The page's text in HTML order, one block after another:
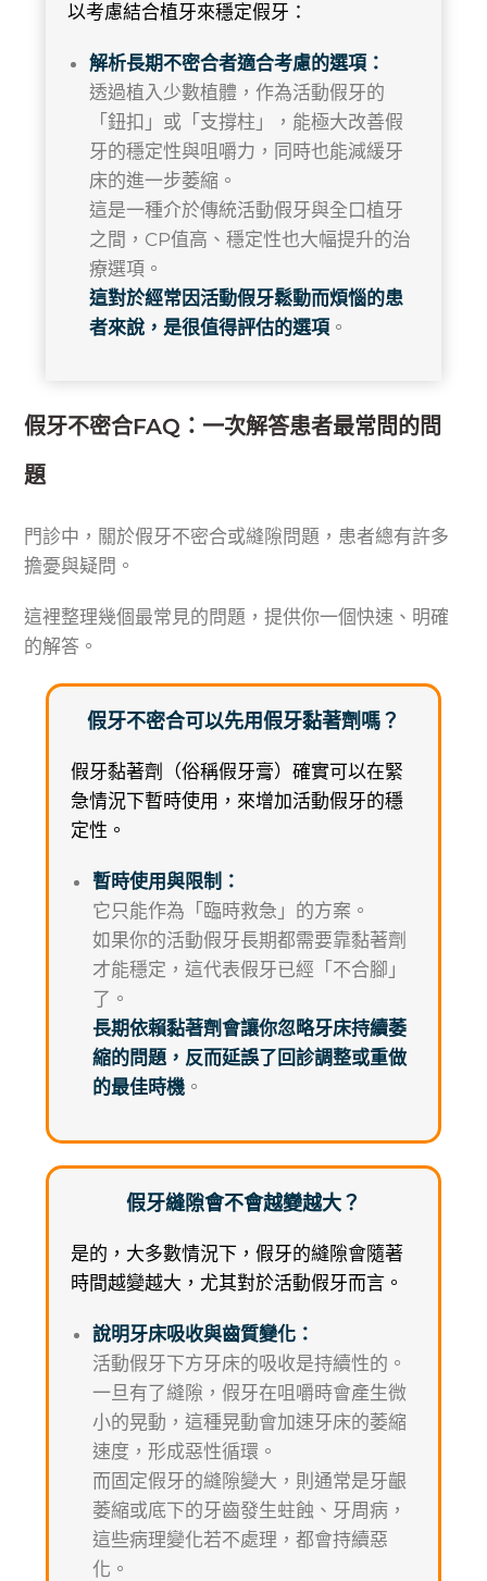
以考慮結合植牙來穩定假牙：
解析長期不密合者適合考慮的選項：
透過植入少數植體，作為活動假牙的
「鈕扣」或「支撐柱」，能極大改善假
牙的穩定性與咀嚼力，同時也能減緩牙
床的進一步萎縮。
這是一種介於傳統活動假牙與全口植牙
之間，CP值高、穩定性也大幅提升的治
療選項。
這對於經常因活動假牙鬆動而煩惱的患
者來說，是很值得評估的選項 。
假牙不密合FAQ：一次解答患者最常問的問
題
門診中，關於假牙不密合或縫隙問題，患者總有許多
擔憂與疑問。
這裡整理幾個最常見的問題，提供你一個快速、明確
的解答。
假牙不密合可以先用假牙黏著劑嗎？
假牙黏著劑（俗稱假牙膏）確實可以在緊
急情況下暫時使用，來增加活動假牙的穩
定性。
暫時使用與限制：
它只能作為「臨時救急」的方案。
如果你的活動假牙長期都需要靠黏著劑
才能穩定，這代表假牙已經「不合腳」
了。
長期依賴黏著劑會讓你忽略牙床持續萎
縮的問題，反而延誤了回診調整或重做
的最佳時機 。
假牙縫隙會不會越變越大？
是的，大多數情況下，假牙的縫隙會隨著
時間越變越大，尤其對於活動假牙而言。
說明牙床吸收與齒質變化：
活動假牙下方牙床的吸收是持續性的。
一旦有了縫隙，假牙在咀嚼時會產生微
小的晃動，這種晃動會加速牙床的萎縮
速度，形成惡性循環。
而固定假牙的縫隙變大，則通常是牙齦
萎縮或底下的牙齒發生蛀蝕、牙周病，
這些病理變化若不處理，都會持續惡
化。